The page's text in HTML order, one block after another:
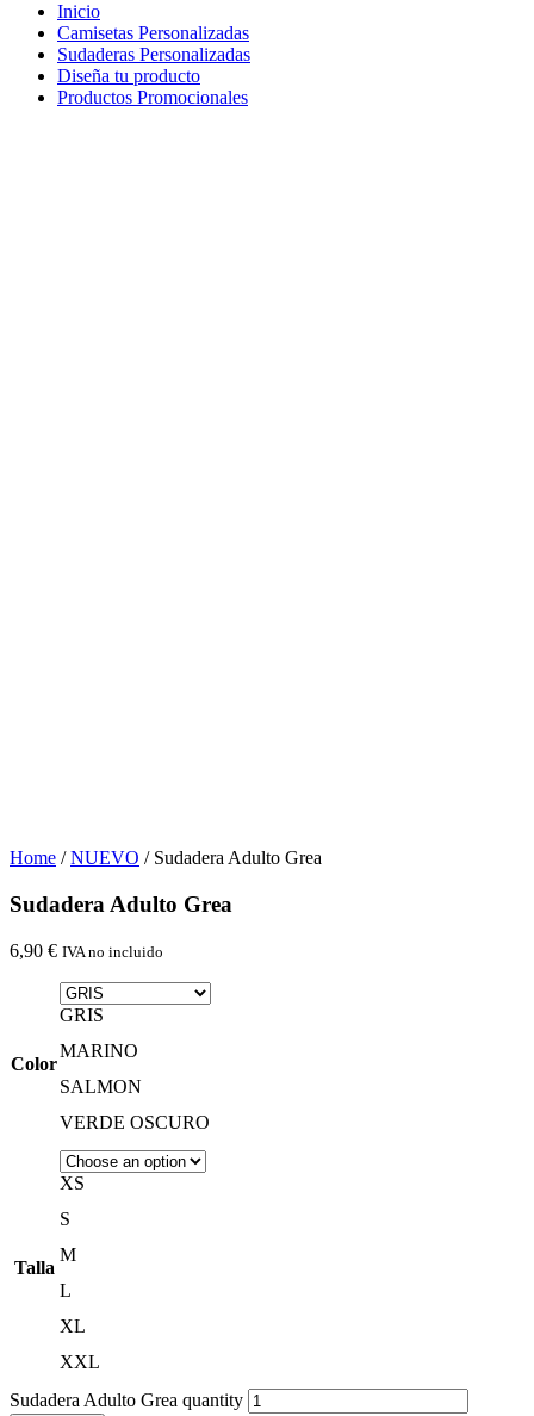
Inicio
Camisetas Personalizadas
Sudaderas Personalizadas
Diseña tu producto
Productos Promocionales
Home /NUEVO / Sudadera Adulto Grea
Sudadera Adulto Grea
6,90 € IVA no incluido
Color
GRIS
MARINO
SALMON
VERDE OSCURO
Talla
XS
S
M
L
XL
XXL
Sudadera Adulto Grea quantity